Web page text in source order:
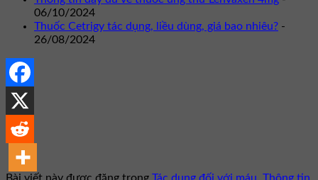
06/10/2024
Thuốc Cetrigy tác dụng, liều dùng, giá bao nhiêu? -
26/08/2024